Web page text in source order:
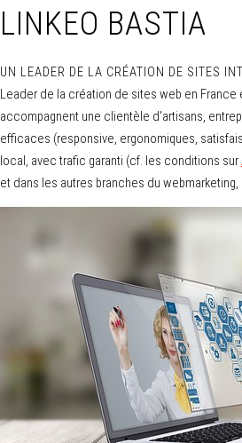
LINKEO BASTIA
UN LEADER DE LA CRÉATION DE SITES
Leader de la création de sites web en
accompagnent une clientèle d'artisans,
efficaces (responsive, ergonomiques,
local, avec trafic garanti (cf. les conditions sur
et dans les autres branches du